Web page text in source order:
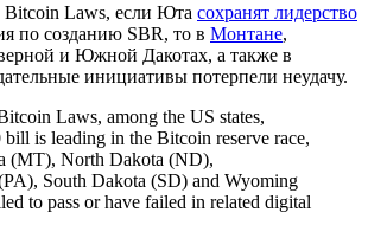
Laws, если Юта сохранят лидерство
по созданию SBR, то в Монтане,
и Южной Дакотах, а также в
инициативы потерпели неудачу.
Laws, among the US states,
is leading in the Bitcoin reserve race,
(MT), North Dakota (ND),
South Dakota (SD) and Wyoming
to pass or have failed in related digital